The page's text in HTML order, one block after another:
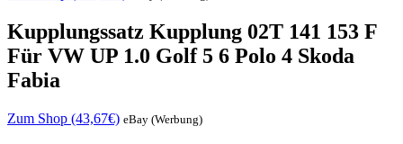
Kupplungssatz Kupplung 02T 141 153 F
Für VW UP 1.0 Golf 5 6 Polo 4 Skoda
Fabia
Zum Shop (43,67€) eBay (Werbung)